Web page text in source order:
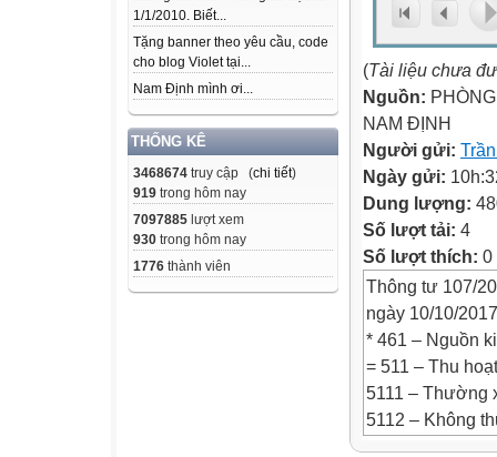
1/1/2010. Biết...
Tặng banner theo yêu cầu, code
cho blog Violet tại...
Nam Định mình ơi...
THỐNG KÊ
3468674 truy cập (chi tiết)
919 trong hôm nay
7097885 lượt xem
930 trong hôm nay
1776 thành viên
(Tài liệu chưa
Nguồn:
NAM ĐỊNH
Người gửi:
Ngày gửi:
Dung lượng:
Số lượt tải: 4
Số lượt thích: 0
Thông tư 107/
ngày 10/10/
* 461 – Nguồn
= 511 – Thu
5111 – Thường
5112 – Không